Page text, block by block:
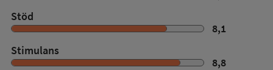
Stöd
8,1
Stimulans
8,8